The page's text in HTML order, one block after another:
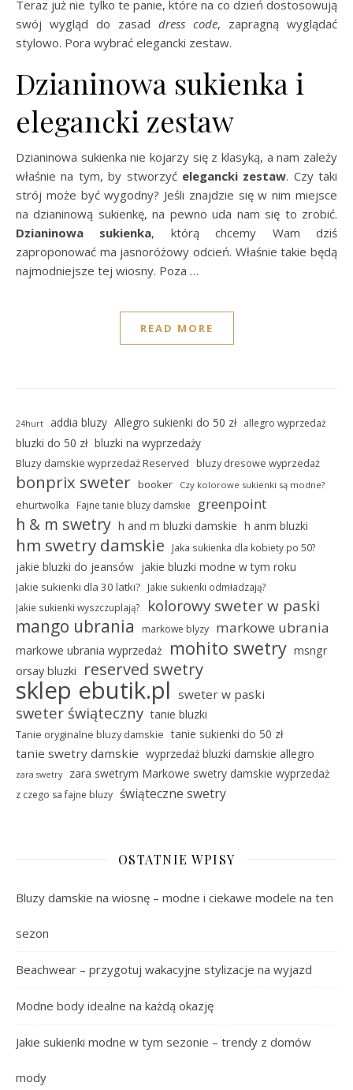
Teraz już nie tylko te panie, które na co dzień dostosowują
swój wygląd do zasad dress code, zapragną wyglądać
stylowo. Pora wybrać elegancki zestaw.
Dzianinowa sukienka i
elegancki zestaw
Dzianinowa sukienka nie kojarzy się z klasyką, a nam zależy
właśnie na tym, by stworzyć elegancki zestaw. Czy taki
strój może być wygodny? Jeśli znajdzie się w nim miejsce
na dzianinową sukienkę, na pewno uda nam się to zrobić.
Dzianinowa sukienka, którą chcemy Wam dziś
zaproponować ma jasnoróżowy odcień. Właśnie takie będą
najmodniejsze tej wiosny. Poza …
READ MORE
24hurt addia bluzy Allegro sukienki do 50 zł allegro wyprzedaż
bluzki do 50 zł bluzki na wyprzedaży
Bluzy damskie wyprzedaż Reserved bluzy dresowe wyprzedaż
bonprix sweter booker Czy kolorowe sukienki są modne?
ehurtwolka Fajne tanie bluzy damskie greenpoint
h & m swetry h and m bluzki damskie h anm bluzki
hm swetry damskie Jaka sukienka dla kobiety po 50?
jakie bluzki do jeansów jakie bluzki modne w tym roku
Jakie sukienki dla 30 latki?
Jakie sukienki odmładzają?
Jakie sukienki wyszczuplają?
kolorowy sweter w paski
mango ubrania markowe blyzy markowe ubrania
markowe ubrania wyprzedaż mohito swetry msngr
orsay bluzki
reserved swetry
sklep ebutik.pl sweter w paski
sweter świąteczny tanie bluzki
Tanie oryginalne bluzy damskie tanie sukienki do 50 zł
tanie swetry damskie wyprzedaż bluzki damskie allegro
zara swetry zara swetrym Markowe swetry damskie wyprzedaż
z czego sa fajne bluzy świąteczne swetry
OSTATNIE WPISY
Bluzy damskie na wiosnę – modne i ciekawe modele na ten
sezon
Beachwear – przygotuj wakacyjne stylizacje na wyjazd
Modne body idealne na każdą okazję
Jakie sukienki modne w tym sezonie – trendy z domów
mody